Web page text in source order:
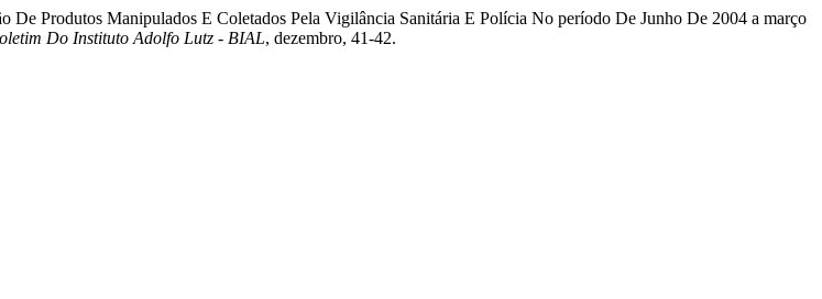
Produtos Manipulados E Coletados Pela Vigilância Sanitária E Polícia No período De Junho De 2004 a março
Do Instituto Adolfo Lutz - BIAL, dezembro, 41-42.